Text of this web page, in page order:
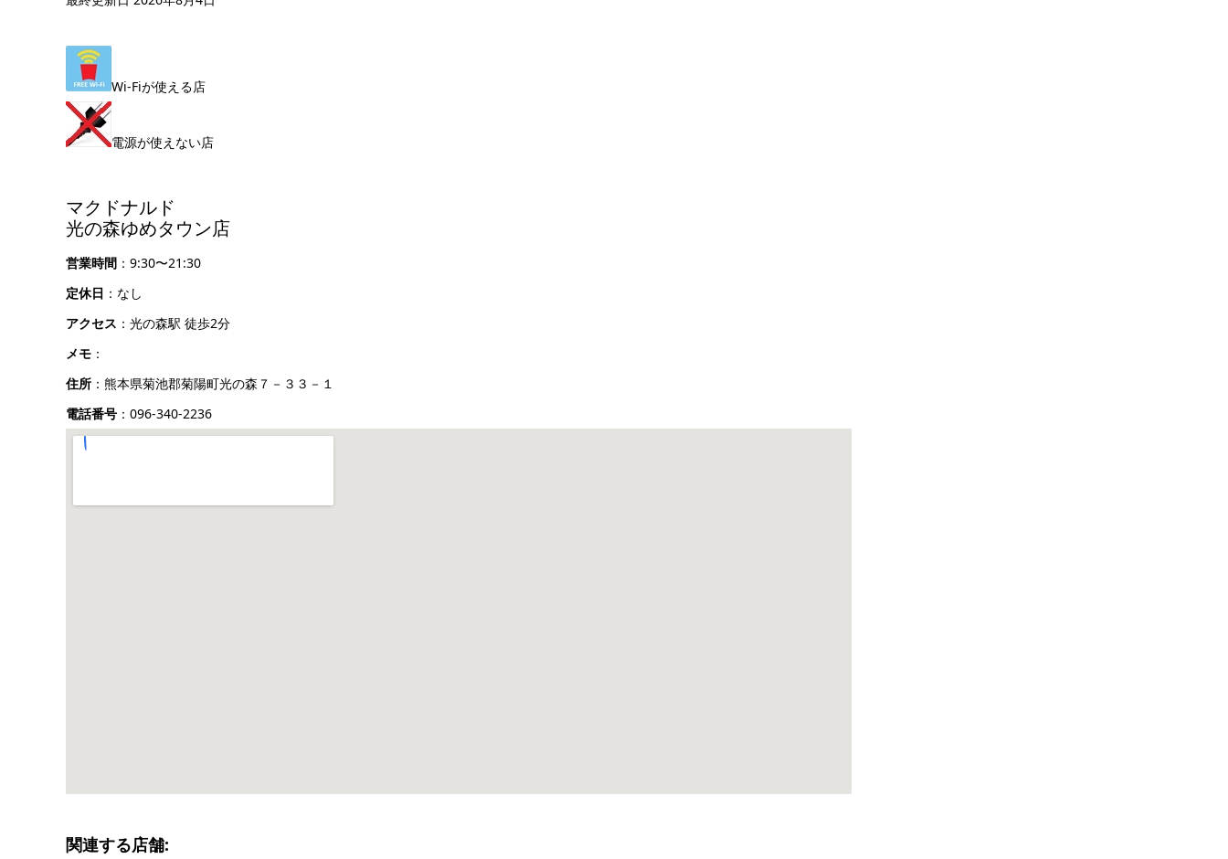
Wi-Fiが使える店
電源が使えない店
マクドナルド
光の森ゆめタウン店
営業時間 ：9:30〜21:30
定休日 ：なし
アクセス ：光の森駅 徒歩2分
メモ ：
住所 ：熊本県菊池郡菊陽町光の森７－３３－１
電話番号 ：096-340-2236
関連する店舗: